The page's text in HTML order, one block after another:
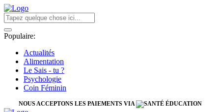
Populaire:
Actualités
Alimentation
Le Sais - tu ?
Psychologie
Coin Féminin
NOUS ACCEPTONS LES PAIEMENTS VIA